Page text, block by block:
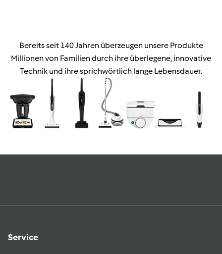
Bereits seit 140 Jahren überzeugen unsere Produkte
Millionen von Familien durch ihre überlegene, innovative
Technik und ihre sprichwörtlich lange Lebensdauer.
Service